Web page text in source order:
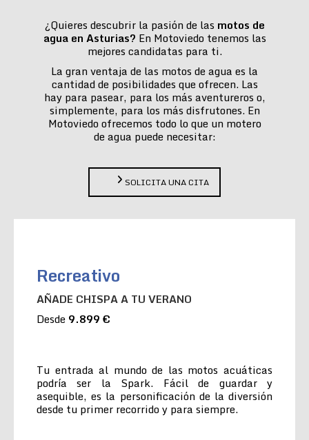
¿Quieres descubrir la pasión de las motos de
agua en Asturias? En Motoviedo tenemos las
mejores candidatas para ti.
La gran ventaja de las motos de agua es la
cantidad de posibilidades que ofrecen. Las
hay para pasear, para los más aventureros o,
simplemente, para los más disfrutones. En
Motoviedo ofrecemos todo lo que un motero
de agua puede necesitar:
SOLICITA UNA CITA
Recreativo
AÑADE CHISPA A TU VERANO
Desde 9.899 €
Tu entrada al mundo de las motos acuáticas
podría ser la Spark. Fácil de guardar y
asequible, es la personificación de la diversión
desde tu primer recorrido y para siempre.